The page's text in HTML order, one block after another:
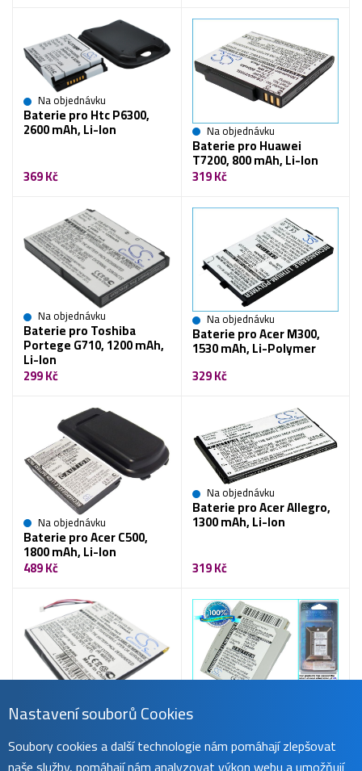
Na objednávku
Baterie pro Htc P6300,
2600 mAh, Li-Ion
369 Kč
Na objednávku
Baterie pro Huawei
T7200, 800 mAh, Li-Ion
319 Kč
Na objednávku
Baterie pro Toshiba
Portege G710, 1200 mAh,
Li-Ion
299 Kč
Na objednávku
Baterie pro Acer M300,
1530 mAh, Li-Polymer
329 Kč
Na objednávku
Baterie pro Acer C500,
1800 mAh, Li-Ion
489 Kč
Na objednávku
Baterie pro Acer Allegro,
1300 mAh, Li-Ion
319 Kč
Na objednávku
1700 mAh, Li-Polymer
359 Kč
Baterie pro Acer N20,
1300 mAh, Li-Polymer
579 Kč
Nastavení souborů Cookies
Soubory cookies a další technologie nám pomáhají zlepšovat